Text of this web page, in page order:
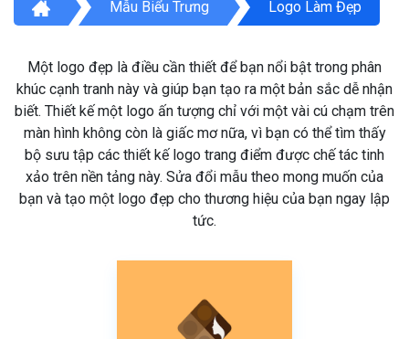
Mẫu Biểu Trưng Logo Làm Đẹp
Một logo đẹp là điều cần thiết để bạn nổi bật trong phân
khúc cạnh tranh này và giúp bạn tạo ra một bản sắc dễ nhận
biết. Thiết kế một logo ấn tượng chỉ với một vài cú chạm trên
màn hình không còn là giấc mơ nữa, vì bạn có thể tìm thấy
bộ sưu tập các thiết kế logo trang điểm được chế tác tinh
xảo trên nền tảng này. Sửa đổi mẫu theo mong muốn của
bạn và tạo một logo đẹp cho thương hiệu của bạn ngay lập
tức.